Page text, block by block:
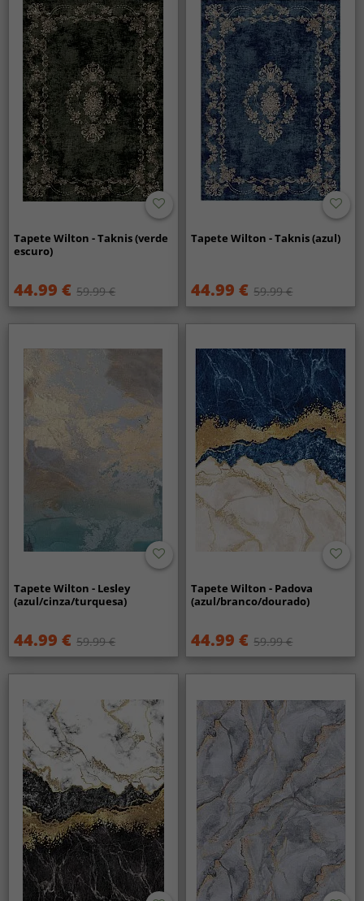
Tapete Wilton - Taknis (verde
escuro)
44.99 € 59.99 €
Tapete Wilton - Taknis (azul)
44.99 € 59.99 €
Tapete Wilton - Lesley
(azul/cinza/turquesa)
44.99 € 59.99 €
Tapete Wilton - Padova
(azul/branco/dourado)
44.99 € 59.99 €